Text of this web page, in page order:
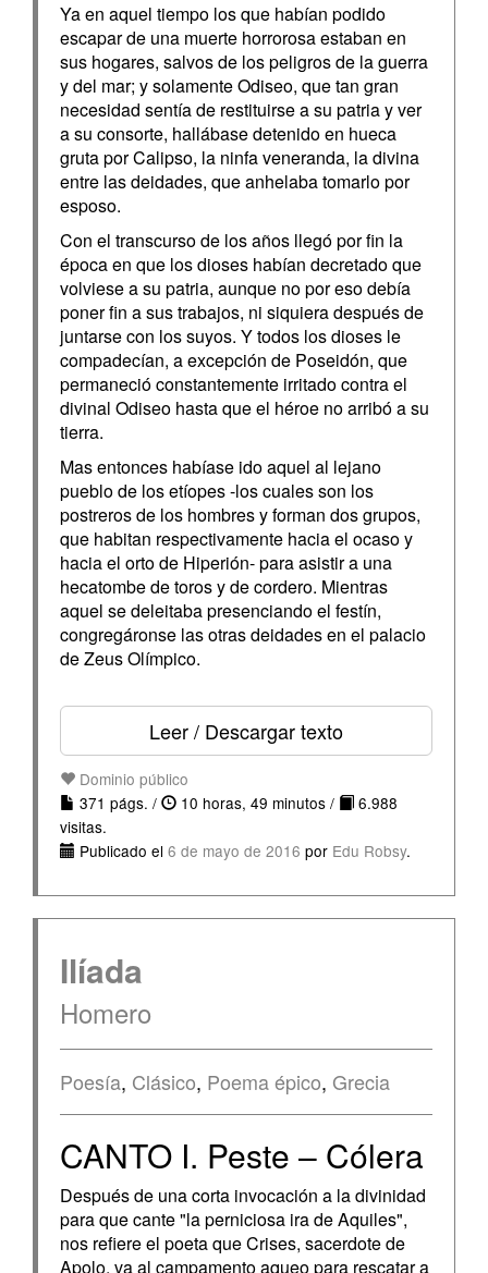
Ya en aquel tiempo los que habían podido
escapar de una muerte horrorosa estaban en
sus hogares, salvos de los peligros de la guerra
y del mar; y solamente Odiseo, que tan gran
necesidad sentía de restituirse a su patria y ver
a su consorte, hallábase detenido en hueca
gruta por Calipso, la ninfa veneranda, la divina
entre las deidades, que anhelaba tomarlo por
esposo.
Con el transcurso de los años llegó por fin la
época en que los dioses habían decretado que
volviese a su patria, aunque no por eso debía
poner fin a sus trabajos, ni siquiera después de
juntarse con los suyos. Y todos los dioses le
compadecían, a excepción de Poseidón, que
permaneció constantemente irritado contra el
divinal Odiseo hasta que el héroe no arribó a su
tierra.
Mas entonces habíase ido aquel al lejano
pueblo de los etíopes -los cuales son los
postreros de los hombres y forman dos grupos,
que habitan respectivamente hacia el ocaso y
hacia el orto de Hiperión- para asistir a una
hecatombe de toros y de cordero. Mientras
aquel se deleitaba presenciando el festín,
congregáronse las otras deidades en el palacio
de Zeus Olímpico.
Leer / Descargar texto
Dominio público
371 págs. /
10 horas, 49 minutos /
6.988
visitas.
Publicado el 6 de mayo de 2016 por Edu Robsy.
Ilíada
Homero
Poesía, Clásico, Poema épico, Grecia
CANTO I. Peste – Cólera
Después de una corta invocación a la divinidad
para que cante "la perniciosa ira de Aquiles",
nos refiere el poeta que Crises, sacerdote de
Apolo, va al campamento aqueo para rescatar a